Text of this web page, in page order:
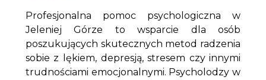
Profesjonalna pomoc psychologiczna w
Jeleniej Górze to wsparcie dla osób
poszukujących skutecznych metod radzenia
sobie z lękiem, depresją, stresem czy innymi
trudnościami emocjonalnymi. Psycholodzy w